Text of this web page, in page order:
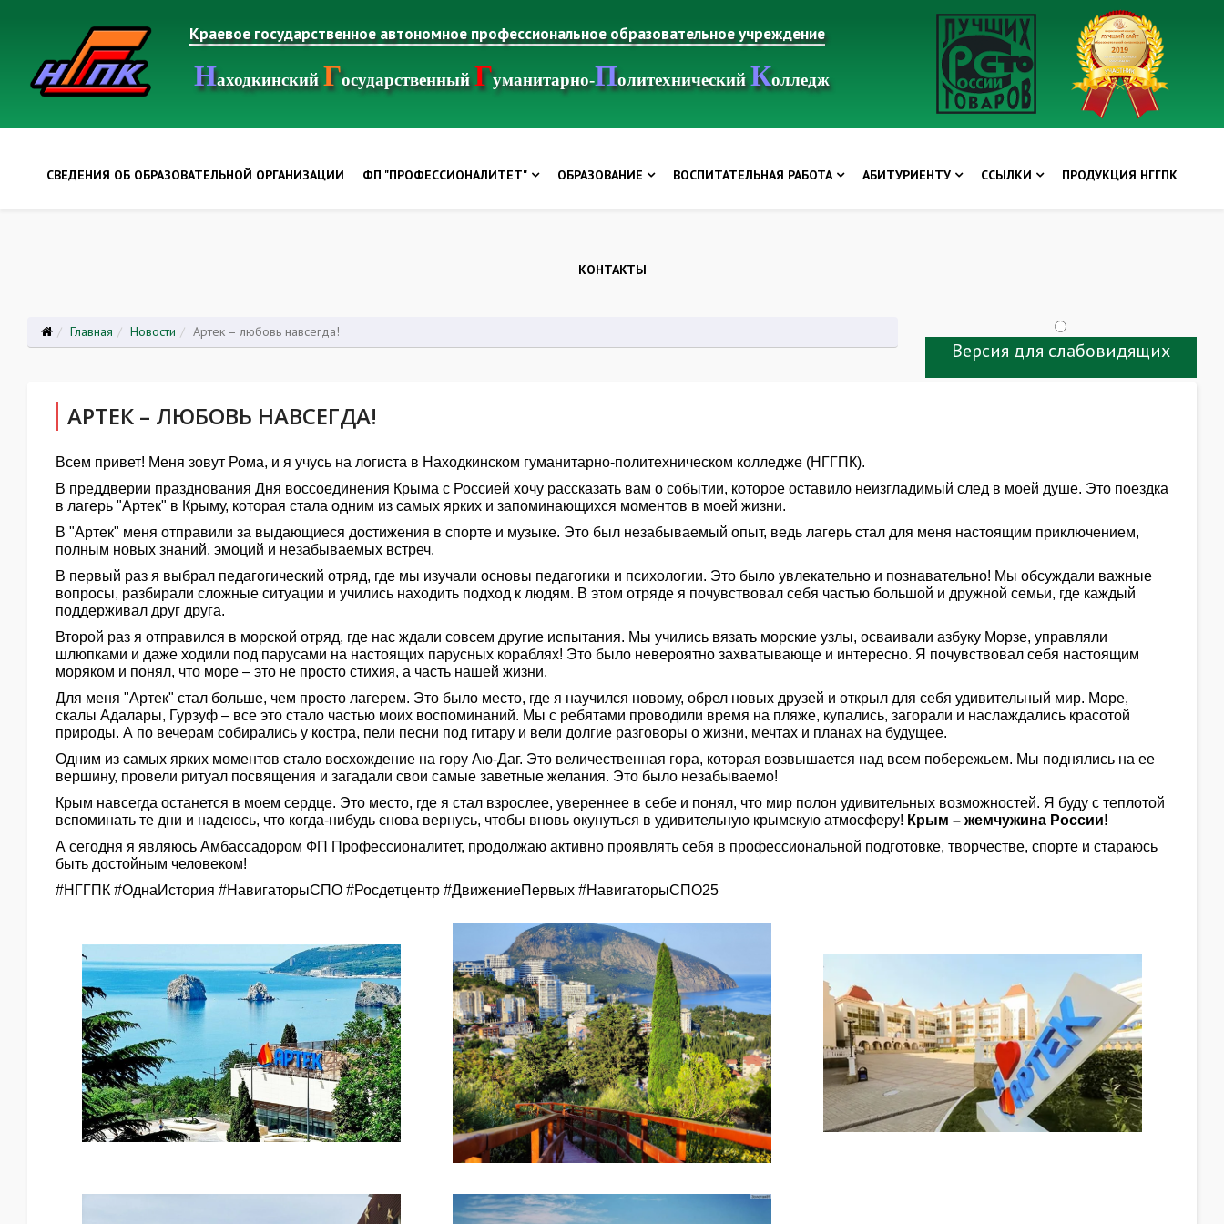
Краевое государственное автономное профессиональное образовательное учреждение
НаходкинскийГосударственныйГуманитарно-ПолитехническийКолледж
СВЕДЕНИЯ ОБ ОБРАЗОВАТЕЛЬНОЙ ОРГАНИЗАЦИИ ФП "ПРОФЕССИОНАЛИТЕТ" ОБРАЗОВАНИЕ ВОСПИТАТЕЛЬНАЯ РАБОТА АБИТУРИЕНТУ ССЫЛКИ ПРОДУКЦИЯ НГГПК
КОНТАКТЫ
Главная Новости Артек – любовь навсегда!
Версия для слабовидящих
АРТЕК – ЛЮБОВЬ НАВСЕГДА!
Всем привет! Меня зовут Рома, и я учусь на логиста в Находкинском гуманитарно-политехническом колледже (НГГПК).
В преддверии празднования Дня воссоединения Крыма с Россией хочу рассказать вам о событии, которое оставило неизгладимый след в моей душе. Это поездка
в лагерь "Артек" в Крыму, которая стала одним из самых ярких и запоминающихся моментов в моей жизни.
В "Артек" меня отправили за выдающиеся достижения в спорте и музыке. Это был незабываемый опыт, ведь лагерь стал для меня настоящим приключением,
полным новых знаний, эмоций и незабываемых встреч.
В первый раз я выбрал педагогический отряд, где мы изучали основы педагогики и психологии. Это было увлекательно и познавательно! Мы обсуждали важные
вопросы, разбирали сложные ситуации и учились находить подход к людям. В этом отряде я почувствовал себя частью большой и дружной семьи, где каждый
поддерживал друг друга.
Второй раз я отправился в морской отряд, где нас ждали совсем другие испытания. Мы учились вязать морские узлы, осваивали азбуку Морзе, управляли
шлюпками и даже ходили под парусами на настоящих парусных кораблях! Это было невероятно захватывающе и интересно. Я почувствовал себя настоящим
моряком и понял, что море – это не просто стихия, а часть нашей жизни.
Для меня "Артек" стал больше, чем просто лагерем. Это было место, где я научился новому, обрел новых друзей и открыл для себя удивительный мир. Море,
скалы Адалары, Гурзуф – все это стало частью моих воспоминаний. Мы с ребятами проводили время на пляже, купались, загорали и наслаждались красотой
природы. А по вечерам собирались у костра, пели песни под гитару и вели долгие разговоры о жизни, мечтах и планах на будущее.
Одним из самых ярких моментов стало восхождение на гору Аю-Даг. Это величественная гора, которая возвышается над всем побережьем. Мы поднялись на ее
вершину, провели ритуал посвящения и загадали свои самые заветные желания. Это было незабываемо!
Крым навсегда останется в моем сердце. Это место, где я стал взрослее, увереннее в себе и понял, что мир полон удивительных возможностей. Я буду с теплотой
вспоминать те дни и надеюсь, что когда-нибудь снова вернусь, чтобы вновь окунуться в удивительную крымскую атмосферу! Крым – жемчужина России!
А сегодня я являюсь Амбассадором ФП Профессионалитет, продолжаю активно проявлять себя в профессиональной подготовке, творчестве, спорте и стараюсь
быть достойным человеком!
#НГГПК #ОднаИстория #НавигаторыСПО #Росдетцентр #ДвижениеПервых #НавигаторыСПО25